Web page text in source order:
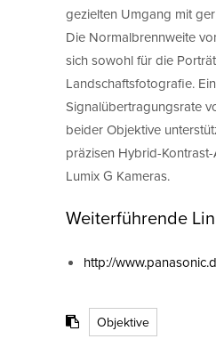
gezielten Umgang mit
Die Normalbrennweite
sich sowohl für die
Landschaftsfotografie.
Signalübertragungsrate
beider Objektive
präzisen Hybrid-
Lumix G Kameras.
Weiterführende
http://
Objektive